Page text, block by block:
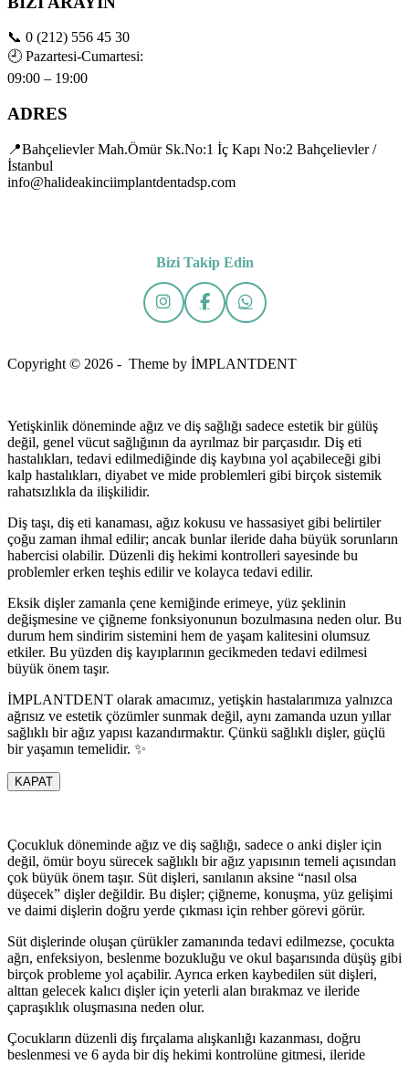
📞 0 (212) 556 45 30
🕘 Pazartesi-Cumartesi:
09:00 – 19:00
ADRES
📍Bahçelievler Mah.Ömür Sk.No:1 İç Kapı No:2 Bahçelievler /
İstanbul
info@halideakinciimplantdentadsp.com
Bizi Takip Edin
Copyright © 2026 - Theme by İMPLANTDENT
Yetişkinlik döneminde ağız ve diş sağlığı sadece estetik bir gülüş
değil, genel vücut sağlığının da ayrılmaz bir parçasıdır. Diş eti
hastalıkları, tedavi edilmediğinde diş kaybına yol açabileceği gibi
kalp hastalıkları, diyabet ve mide problemleri gibi birçok sistemik
rahatsızlıkla da ilişkilidir.
Diş taşı, diş eti kanaması, ağız kokusu ve hassasiyet gibi belirtiler
çoğu zaman ihmal edilir; ancak bunlar ileride daha büyük sorunların
habercisi olabilir. Düzenli diş hekimi kontrolleri sayesinde bu
problemler erken teşhis edilir ve kolayca tedavi edilir.
Eksik dişler zamanla çene kemiğinde erimeye, yüz şeklinin
değişmesine ve çiğneme fonksiyonunun bozulmasına neden olur. Bu
durum hem sindirim sistemini hem de yaşam kalitesini olumsuz
etkiler. Bu yüzden diş kayıplarının gecikmeden tedavi edilmesi
büyük önem taşır.
İMPLANTDENT olarak amacımız, yetişkin hastalarımıza yalnızca
ağrısız ve estetik çözümler sunmak değil, aynı zamanda uzun yıllar
sağlıklı bir ağız yapısı kazandırmaktır. Çünkü sağlıklı dişler, güçlü
bir yaşamın temelidir. ✨
KAPAT
Çocukluk döneminde ağız ve diş sağlığı, sadece o anki dişler için
değil, ömür boyu sürecek sağlıklı bir ağız yapısının temeli açısından
çok büyük önem taşır. Süt dişleri, sanılanın aksine “nasıl olsa
düşecek” dişler değildir. Bu dişler; çiğneme, konuşma, yüz gelişimi
ve daimi dişlerin doğru yerde çıkması için rehber görevi görür.
Süt dişlerinde oluşan çürükler zamanında tedavi edilmezse, çocukta
ağrı, enfeksiyon, beslenme bozukluğu ve okul başarısında düşüş gibi
birçok probleme yol açabilir. Ayrıca erken kaybedilen süt dişleri,
alttan gelecek kalıcı dişler için yeterli alan bırakmaz ve ileride
çapraşıklık oluşmasına neden olur.
Çocukların düzenli diş fırçalama alışkanlığı kazanması, doğru
beslenmesi ve 6 ayda bir diş hekimi kontrolüne gitmesi, ileride